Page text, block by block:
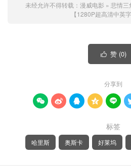
未经允许不得转载： 漫威电影 » 悲情三
【1280P超高清中英
 赞 (0)
分享到
    
标签
哈里斯 奥斯卡 好莱坞